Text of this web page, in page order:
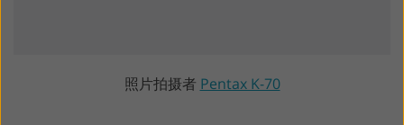
照片拍摄者 Pentax K-70